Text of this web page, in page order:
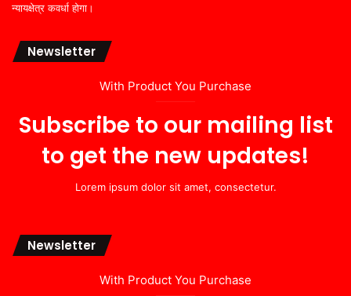
न्यायक्षेत्र कवर्धा होगा।
Newsletter
With Product You Purchase
Subscribe to our mailing list
to get the new updates!
Lorem ipsum dolor sit amet, consectetur.
Newsletter
With Product You Purchase